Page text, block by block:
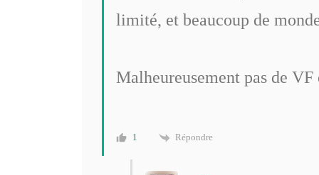
limité, et beaucoup de
Malheureusement pas de
1 Répondre